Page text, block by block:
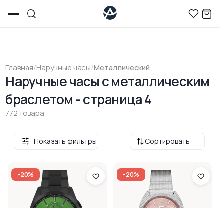
Главная/Наручные часы/Металлический
Наручные часы c металлическим
браслетом - страница 4
772 товара
Сортировать
Показать фильтры
-20% -20%